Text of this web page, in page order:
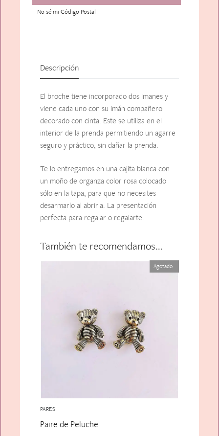
No sé mi Código Postal
Descripción
El broche tiene incorporado dos imanes y
viene cada uno con su imán compañero
decorado con cinta. Este se utiliza en el
interior de la prenda permitiendo un agarre
seguro y práctico, sin dañar la prenda.
Te lo entregamos en una cajita blanca con
un moño de organza color rosa colocado
sólo en la tapa, para que no necesites
desarmarlo al abrirla. La presentación
perfecta para regalar o regalarte.
También te recomendamos…
PARES
Agotado
Paire de Peluche